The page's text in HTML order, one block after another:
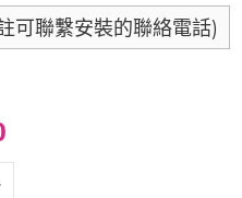
可聯繫安裝的聯絡電話)